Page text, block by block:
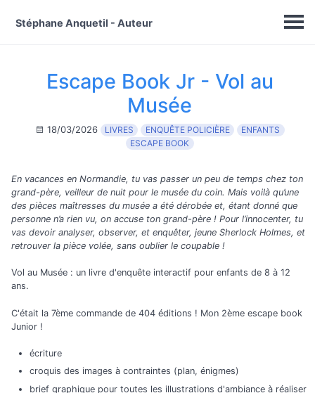
Stéphane Anquetil - Auteur
Escape Book Jr - Vol au
Musée
18/03/2026 LIVRES ENQUÊTE POLICIÈRE
ENFANTS
ESCAPE BOOK
En vacances en Normandie, tu vas passer un peu de temps chez ton
grand-père, veilleur de nuit pour le musée du coin. Mais voilà qu’une
des pièces maîtresses du musée a été dérobée et, étant donné que
personne n’a rien vu, on accuse ton grand-père ! Pour l’innocenter, tu
vas devoir analyser, observer, et enquêter, jeune Sherlock Holmes, et
retrouver la pièce volée, sans oublier le coupable !
Vol au Musée : un livre d'enquête interactif pour enfants de 8 à 12
ans.
C'était la 7ème commande de 404 éditions ! Mon 2ème escape book
Junior !
écriture
croquis des images à contraintes (plan, énigmes)
brief graphique pour toutes les illustrations d'ambiance à réaliser